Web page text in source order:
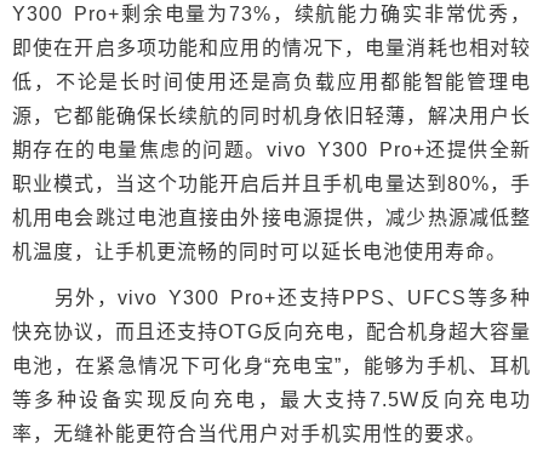
Y300 Pro+剩余电量为73%，续航能力确实非常优秀，
即使在开启多项功能和应用的情况下，电量消耗也相对较
低，不论是长时间使用还是高负载应用都能智能管理电
源，它都能确保长续航的同时机身依旧轻薄，解决用户长
期存在的电量焦虑的问题。vivo Y300 Pro+还提供全新
职业模式，当这个功能开启后并且手机电量达到80%，手
机用电会跳过电池直接由外接电源提供，减少热源减低整
机温度，让手机更流畅的同时可以延长电池使用寿命。
另外，vivo Y300 Pro+还支持PPS、UFCS等多种
快充协议，而且还支持OTG反向充电，配合机身超大容量
电池，在紧急情况下可化身“充电宝”，能够为手机、耳机
等多种设备实现反向充电，最大支持7.5W反向充电功
率，无缝补能更符合当代用户对手机实用性的要求。